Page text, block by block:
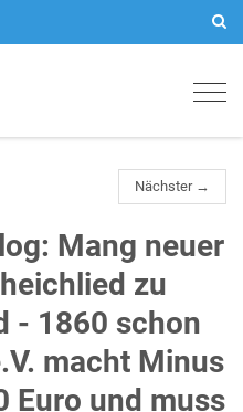
Nächster →
Mang neuer
zu
- 1860 schon
macht Minus
Euro und muss